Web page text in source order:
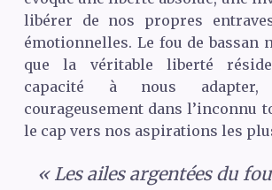
libérer de nos propres
émotionnelles. Le fou de bassan
que la véritable liberté
capacité à nous
courageusement dans l’inconnu
le cap vers nos aspirations les
« Les ailes argentées du